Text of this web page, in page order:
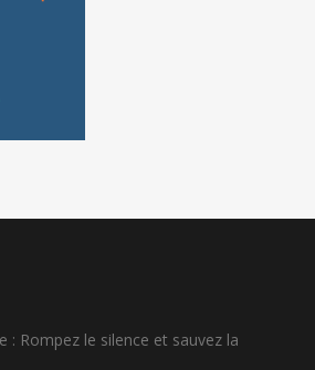
: Rompez le silence et sauvez la